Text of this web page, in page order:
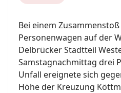
Bei einem
Personenwagen auf der
Delbrücker Stadtteil
Samstagnachmittag drei
Unfall ereignete sich
Höhe der Kreuzung